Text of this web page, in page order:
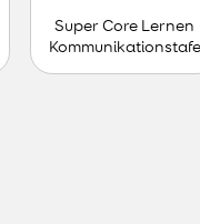
Super Core Lernen
Kommunikationstafel